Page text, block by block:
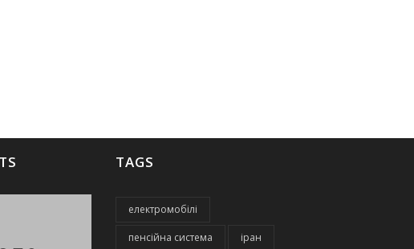
TAGS
електромобілі
пенсійна система іран